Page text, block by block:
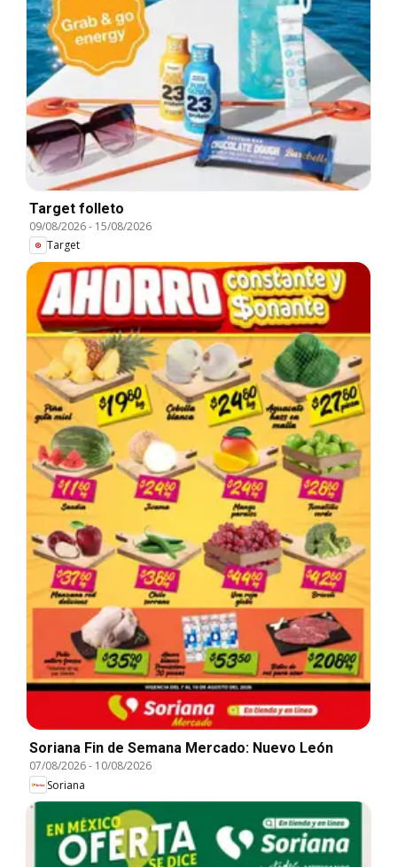
Target folleto
09/08/2026- 15/08/2026
Target
Soriana Fin de Semana Mercado: Nuevo León
07/08/2026- 10/08/2026
Soriana